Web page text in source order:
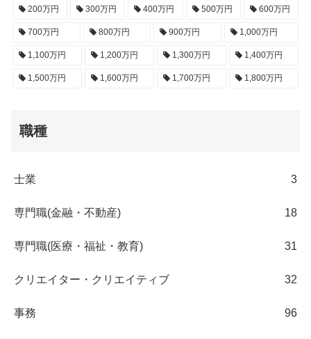
200万円 300万円 400万円 500万円 600万円
700万円 800万円 900万円 1,000万円
1,100万円 1,200万円 1,300万円 1,400万円
1,500万円 1,600万円 1,700万円 1,800万円
職種
士業 3
専門職(金融・不動産) 18
専門職(医療・福祉・教育) 31
クリエイター・クリエイティブ 32
事務 96